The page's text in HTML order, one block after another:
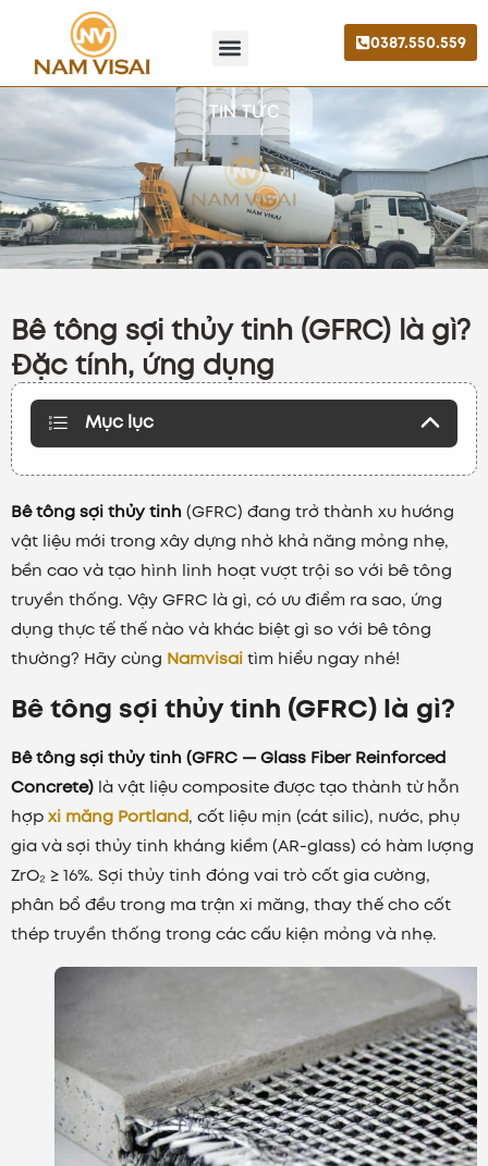
0387.550.559
TIN TỨC
Bê tông sợi thủy tinh (GFRC) là gì?
Đặc tính, ứng dụng
Mục lục
Bê tông sợi thủy tinh (GFRC) đang trở thành xu hướng
vật liệu mới trong xây dựng nhờ khả năng mỏng nhẹ,
bền cao và tạo hình linh hoạt vượt trội so với bê tông
truyền thống. Vậy GFRC là gì, có ưu điểm ra sao, ứng
dụng thực tế thế nào và khác biệt gì so với bê tông
thường? Hãy cùng Namvisaitìm hiểu ngay nhé!
Bê tông sợi thủy tinh (GFRC) là gì?
Bê tông sợi thủy tinh (GFRC — Glass Fiber Reinforced
Concrete) là vật liệu composite được tạo thành từ hỗn
hợpxi măng Portland, cốt liệu mịn (cát silic), nước, phụ
gia và sợi thủy tinh kháng kiềm (AR-glass) có hàm lượng
ZrO₂ ≥ 16%. Sợi thủy tinh đóng vai trò cốt gia cường,
phân bổ đều trong ma trận xi măng, thay thế cho cốt
thép truyền thống trong các cấu kiện mỏng và nhẹ.